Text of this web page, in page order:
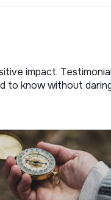
impact.
to know without